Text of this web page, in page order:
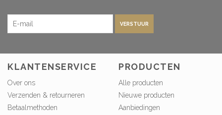
VERSTUUR
KLANTENSERVICE
Over ons
Verzenden & retourneren
Betaalmethoden
PRODUCTEN
Alle producten
Nieuwe producten
Aanbiedingen